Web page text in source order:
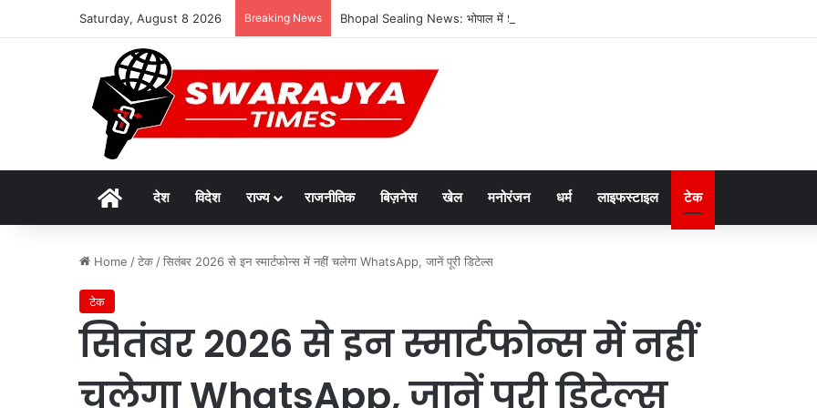
Saturday, August 8 2026 Breaking News Bhopal Sealing News: भोपाल में 90 हजार दुकानों पर सीलिंग का खतरा, 4 लाख लोगों की रोजी-रोटी पर
Homeदेश विदेश राज्य राजनीतिक बिज़नेस खेल मनोरंजन धर्म लाइफस्टाइल टेक
Home /टेक /सितंबर 2026 से इन स्मार्टफोन्स में नहीं चलेगा WhatsApp, जानें पूरी डिटेल्स
टेक
सितंबर 2026 से इन स्मार्टफोन्स में नहीं
चलेगा WhatsApp, जानें पूरी डिटेल्स